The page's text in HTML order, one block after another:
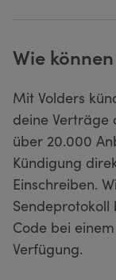
Wie
Mit Volders
deine Verträge
über 20.000
Kündigung
Einschreiben.
Sendeprotokoll
Code bei
Verfügung.